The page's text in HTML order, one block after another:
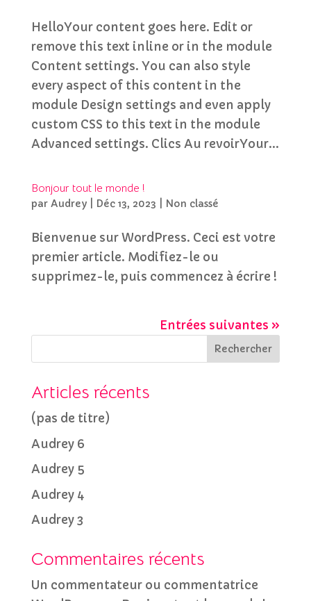
HelloYour content goes here. Edit or
remove this text inline or in the module
Content settings. You can also style
every aspect of this content in the
module Design settings and even apply
custom CSS to this text in the module
Advanced settings. Clics Au revoirYour...
Bonjour tout le monde !
par Audrey| Déc 13, 2023 Non classé
Bienvenue sur WordPress. Ceci est votre
premier article. Modifiez-le ou
supprimez-le, puis commencez à écrire !
Entrées suivantes »
Rechercher
Articles récents
(pas de titre)
Audrey 6
Audrey 5
Audrey 4
Audrey 3
Commentaires récents
Un commentateur ou commentatrice